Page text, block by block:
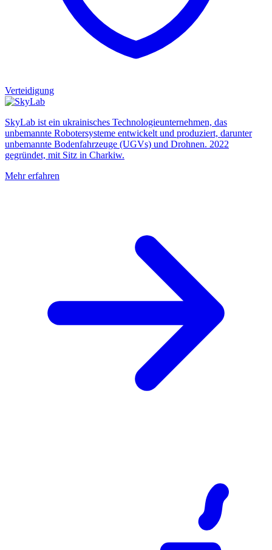
Verteidigung
SkyLab ist ein ukrainisches Technologieunternehmen, das
unbemannte Robotersysteme entwickelt und produziert, darunter
unbemannte Bodenfahrzeuge (UGVs) und Drohnen. 2022
gegründet, mit Sitz in Charkiw.
Mehr erfahren